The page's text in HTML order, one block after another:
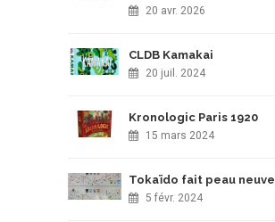
20 avr. 2026
CLDB Kamakai
20 juil. 2024
Kronologic Paris 1920
15 mars 2024
Tokaïdo fait peau neuve
5 févr. 2024